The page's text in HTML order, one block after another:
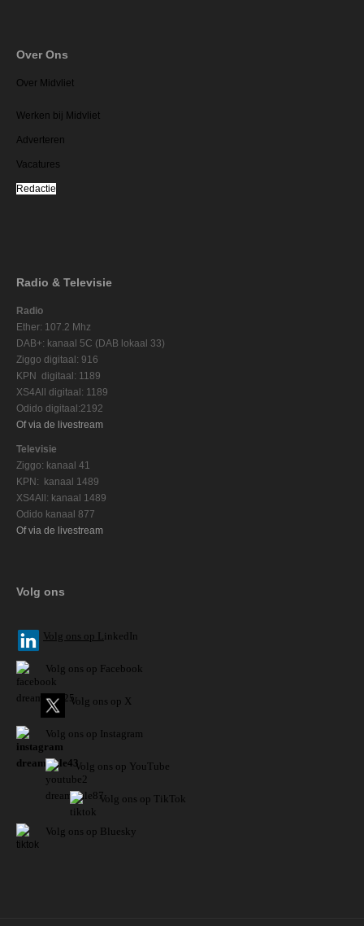
Over Ons
Over Midvliet
Werken bij Midvliet
Adverteren
Vacatures
Redactie
Radio & Televisie
Radio
Ether: 107.2 Mhz
DAB+: kanaal 5C (DAB lokaal 33)
Ziggo digitaal: 916
KPN digitaal: 1189
XS4All digitaal: 1189
Odido digitaal:2192
Of via de livestream
Televisie
Ziggo: kanaal 41
KPN: kanaal 1489
XS4All: kanaal 1489
Odido kanaal 877
Of via de livestream
Volg ons
Volg ons op L inkedIn
Volg ons op Facebook
Volg ons op X
Volg ons op Instagram
Volg ons op YouTube
Volg ons op TikTok
Volg ons op Bluesky